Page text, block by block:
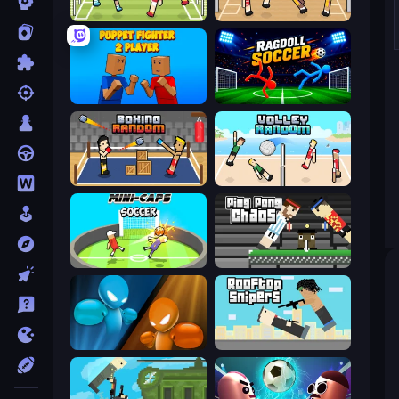
Basket Random
Soccer Random
Ragdoll Soccer 2 Players
Puppet Fighter 2 Player
Volley Random
Boxing Random
Ping Pong Chaos
Mini-Caps: Soccer
Rooftop Snipers
Drunken Boxing